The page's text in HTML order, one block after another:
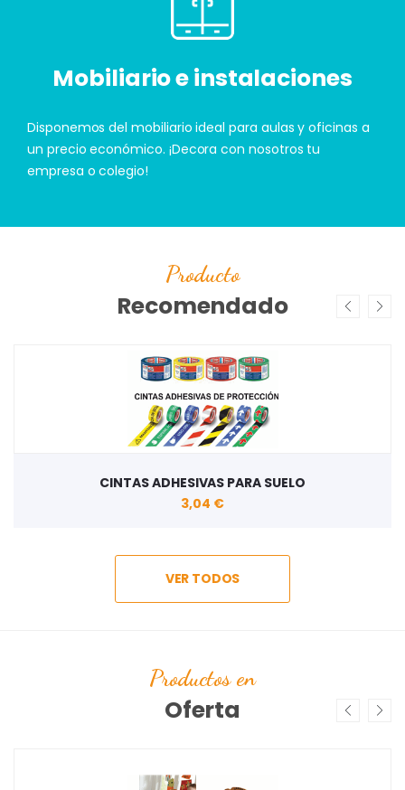
Mobiliario e instalaciones
Disponemos del mobiliario ideal para aulas y oficinas a
un precio económico. ¡Decora con nosotros tu
empresa o colegio!
Producto
Recomendado
CINTAS ADHESIVAS PARA SUELO
3,04 €
VER TODOS
Productos en
Oferta